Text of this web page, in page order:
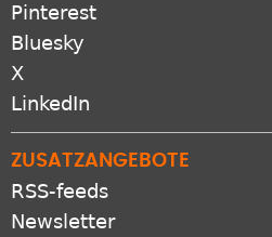
Pinterest
Bluesky
X
LinkedIn
ZUSATZANGEBOTE
RSS-feeds
Newsletter